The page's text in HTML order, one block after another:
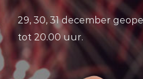
29, 30, 31 december
tot 20.00 uur.